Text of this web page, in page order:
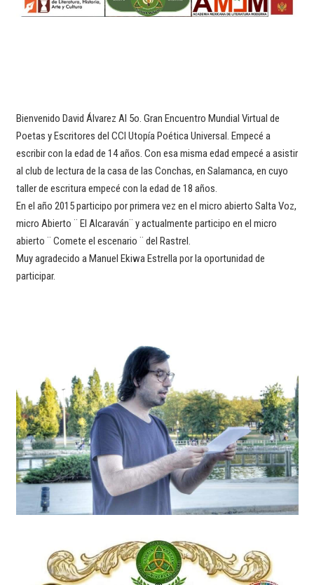
Bienvenido David Álvarez Al 5o. Gran Encuentro Mundial Virtual de
Poetas y Escritores del CCI Utopía Poética Universal. Empecé a
escribir con la edad de 14 años. Con esa misma edad empecé a asistir
al club de lectura de la casa de las Conchas, en Salamanca, en cuyo
taller de escritura empecé con la edad de 18 años.
En el año 2015 participo por primera vez en el micro abierto Salta Voz,
micro Abierto ¨ El Alcaraván¨ y actualmente participo en el micro
abierto ¨ Comete el escenario ¨ del Rastrel.
Muy agradecido a Manuel Ekiwa Estrella por la oportunidad de
participar.